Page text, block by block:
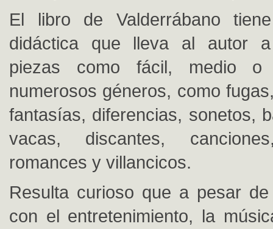
El libro de Valderrábano
didáctica que lleva al autor
piezas como fácil, medio o
numerosos géneros, como
fantasías, diferencias, sonetos,
vacas, discantes,
romances y villancicos.
Resulta curioso que a pesar
con el entretenimiento, la